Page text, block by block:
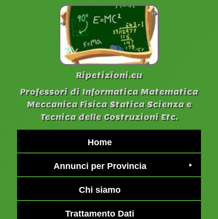
Ripetizioni.eu
Professori di Informatica Matematica
Meccanica Fisica Statica Scienza e
Tecnica delle Costruzioni Etc.
Home
Annunci per Provincia
Chi siamo
Trattamento Dati